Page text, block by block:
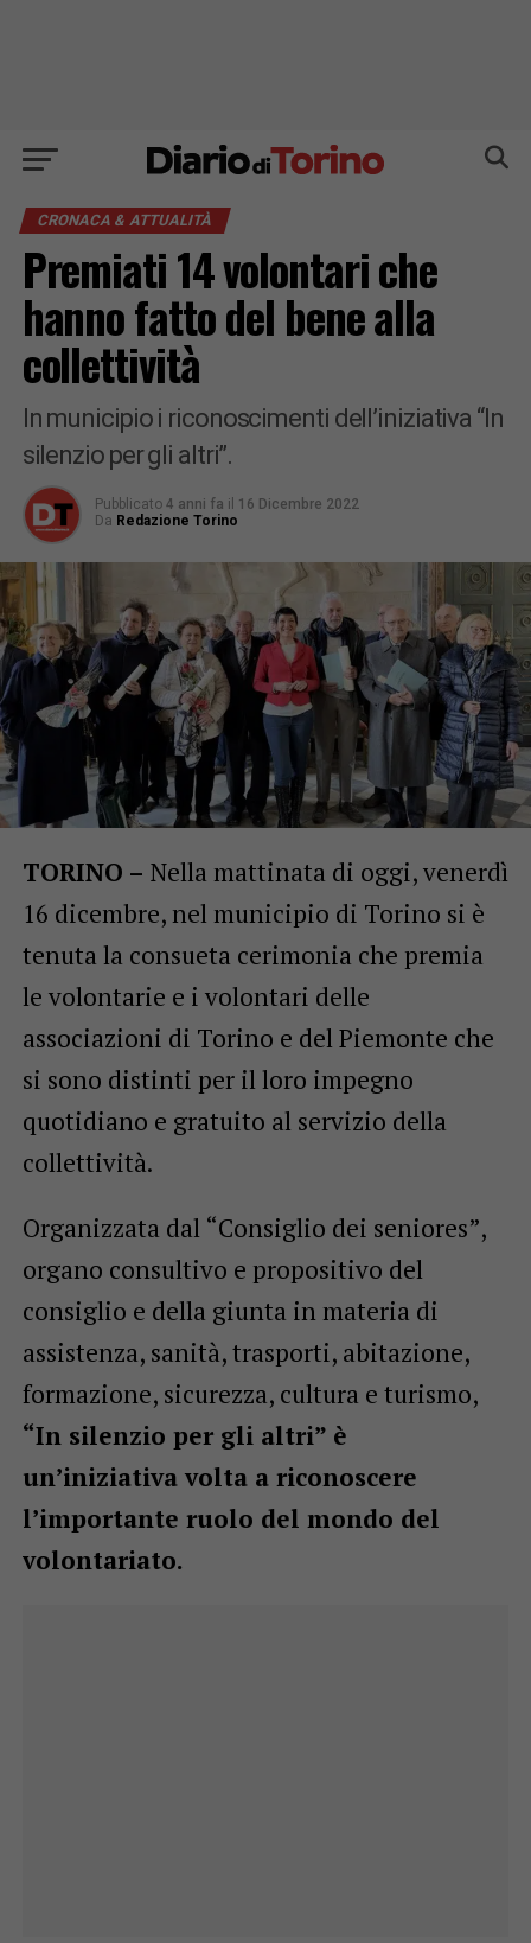
CRONACA & ATTUALITÀ
Premiati 14 volontari che
hanno fatto del bene alla
collettività
In municipio i riconoscimenti dell’iniziativa “In
silenzio per gli altri”.
Pubblicato 4 anni fa il 16 Dicembre 2022
Da Redazione Torino
TORINO – Nella mattinata di oggi, venerdì
16 dicembre, nel municipio di Torino si è
tenuta la consueta cerimonia che premia
le volontarie e i volontari delle
associazioni di Torino e del Piemonte che
si sono distinti per il loro impegno
quotidiano e gratuito al servizio della
collettività.
Organizzata dal “Consiglio dei seniores”,
organo consultivo e propositivo del
consiglio e della giunta in materia di
assistenza, sanità, trasporti, abitazione,
formazione, sicurezza, cultura e turismo,
“In silenzio per gli altri” è
un’iniziativa volta a riconoscere
l’importante ruolo del mondo del
volontariato.